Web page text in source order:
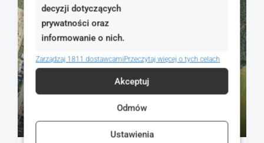
decyzji dotyczących
prywatności oraz
informowanie o nich.
Zarządzaj 1811 dostawcamiPrzeczytaj więcej o tych celach
Akceptuj
Odmów
Ustawienia
500 zł